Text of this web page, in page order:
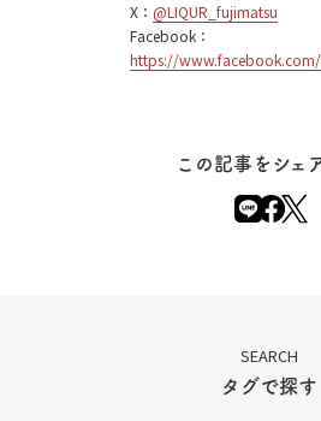
X： @LIQUR_fujimatsu
Facebook：
https://
この記事をシェ
SEARCH
タグで探す